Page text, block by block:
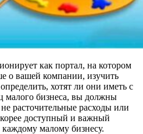
как портал, на котором
о вашей компании, изучить
хотят ли они иметь с
малого бизнеса, вы должны
расточительные расходы или
доступный и важный
малому бизнесу.